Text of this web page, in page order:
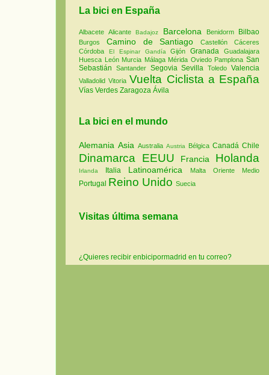
La bici en España
AlbaceteAlicanteBadajoz Barcelona Benidorm Bilbao
Burgos Camino de SantiagoCastellónCáceres
Córdoba El Espinar GandíaGijónGranadaGuadalajara
Huesca León Murcia Málaga Mérida Oviedo PamplonaSan
Sebastián Santander SegoviaSevillaToledoValencia
ValladolidVitoria Vuelta Ciclista a España
Vías Verdes Zaragoza Ávila
La bici en el mundo
Alemania Asia Australia Austria Bélgica Canadá Chile
Dinamarca EEUU Francia Holanda
Irlanda Italia Latinoamérica Malta Oriente Medio
Portugal Reino Unido Suecia
Visitas última semana
¿Quieres recibir enbicipormadrid en tu correo?